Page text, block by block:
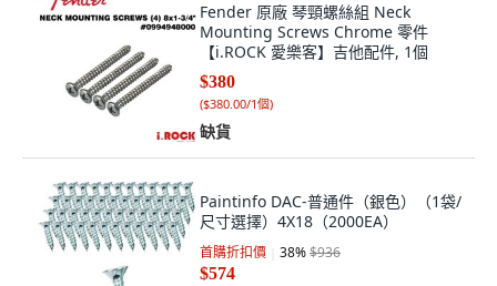
Fender 原廠 琴頸螺絲組 Neck
Mounting Screws Chrome 零件
【i.ROCK 愛樂客】吉他配件, 1個
$380
($380.00/1個)
缺貨
Paintinfo DAC-普通件（銀色）（1袋/
尺寸選擇）4X18（2000EA）
首購折扣價 38%$936
$574